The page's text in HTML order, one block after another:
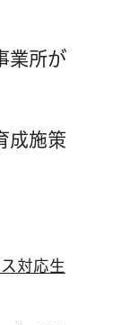
業所が
成施策
対応生